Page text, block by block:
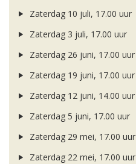
Zaterdag 10 juli, 17.00 uur
Zaterdag 3 juli, 17.00 uur
Zaterdag 26 juni, 17.00 uur
Zaterdag 19 juni, 17.00 uur
Zaterdag 12 juni, 14.00 uur
Zaterdag 5 juni, 17.00 uur
Zaterdag 29 mei, 17.00 uur
Zaterdag 22 mei, 17.00 uur